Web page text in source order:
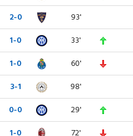
2-0 93'
1-0 33'
1-0 60'
3-1 98'
0-0 29'
1-0 72'